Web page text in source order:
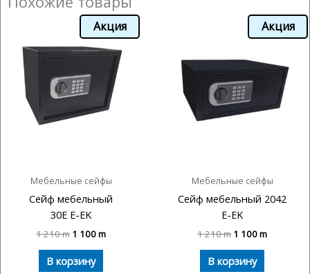
Акция
Мебельные сейфы
Сейф мебельный
30E E-EK
1 210m 1 100m
В корзину
Акция
Мебельные сейфы
Сейф мебельный 2042
E-EK
1 210m 1 100m
В корзину